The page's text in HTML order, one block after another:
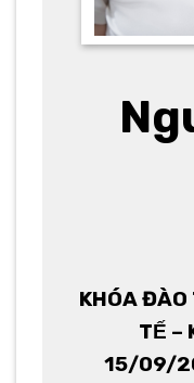
KHÓA ĐÀO
TẾ –
15/09/